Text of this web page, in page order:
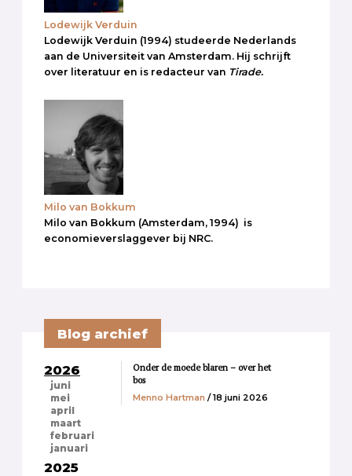
Lodewijk Verduin
Lodewijk Verduin (1994) studeerde Nederlands
aan de Universiteit van Amsterdam. Hij schrijft
over literatuur en is redacteur van Tirade.
Milo van Bokkum
Milo van Bokkum (Amsterdam, 1994) is
economieverslaggever bij NRC.
Blog archief
2026
juni
mei
april
maart
februari
januari
2025
Onder de moede blaren – over het
bos
Menno Hartman / 18 juni 2026